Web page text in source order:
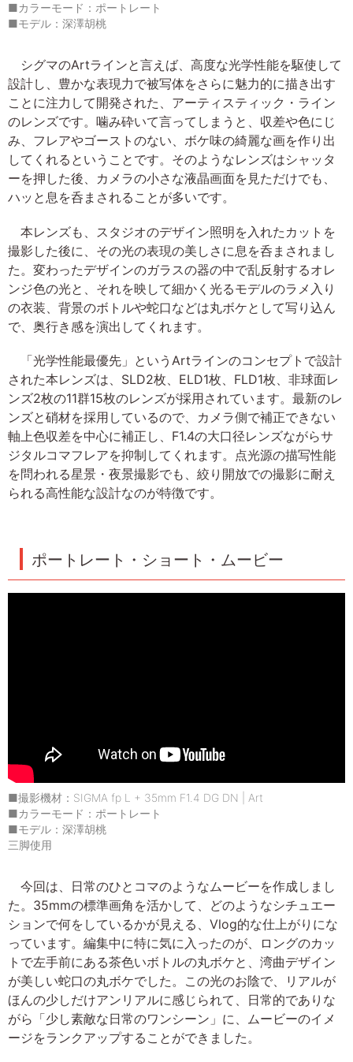
■カラーモード：ポートレート
■モデル：深澤胡桃
シグマのArtラインと言えば、高度な光学性能を駆使して
設計し、豊かな表現力で被写体をさらに魅力的に描き出す
ことに注力して開発された、アーティスティック・ライン
のレンズです。噛み砕いて言ってしまうと、収差や色にじ
み、フレアやゴーストのない、ボケ味の綺麗な画を作り出
してくれるということです。そのようなレンズはシャッタ
ーを押した後、カメラの小さな液晶画面を見ただけでも、
ハッと息を呑まされることが多いです。
本レンズも、スタジオのデザイン照明を入れたカットを
撮影した後に、その光の表現の美しさに息を呑まされまし
た。変わったデザインのガラスの器の中で乱反射するオレ
ンジ色の光と、それを映して細かく光るモデルのラメ入り
の衣装、背景のボトルや蛇口などは丸ボケとして写り込ん
で、奥行き感を演出してくれます。
「光学性能最優先」というArtラインのコンセプトで設計
された本レンズは、SLD2枚、ELD1枚、FLD1枚、非球面レ
ンズ2枚の11群15枚のレンズが採用されています。最新のレ
ンズと硝材を採用しているので、カメラ側で補正できない
軸上色収差を中心に補正し、F1.4の大口径レンズながらサ
ジタルコマフレアを抑制してくれます。点光源の描写性能
を問われる星景・夜景撮影でも、絞り開放での撮影に耐え
られる高性能な設計なのが特徴です。
ポートレート・ショート・ムービー
■撮影機材：SIGMA fp L + 35mm F1.4 DG DN | Art
■カラーモード：ポートレート
■モデル：深澤胡桃
三脚使用
今回は、日常のひとコマのようなムービーを作成しまし
た。35mmの標準画角を活かして、どのようなシチュエー
ションで何をしているかが見える、Vlog的な仕上がりにな
っています。編集中に特に気に入ったのが、ロングのカッ
トで左手前にある茶色いボトルの丸ボケと、湾曲デザイン
が美しい蛇口の丸ボケでした。この光のお陰で、リアルが
ほんの少しだけアンリアルに感じられて、日常的でありな
がら「少し素敵な日常のワンシーン」に、ムービーのイメ
ージをランクアップすることができました。